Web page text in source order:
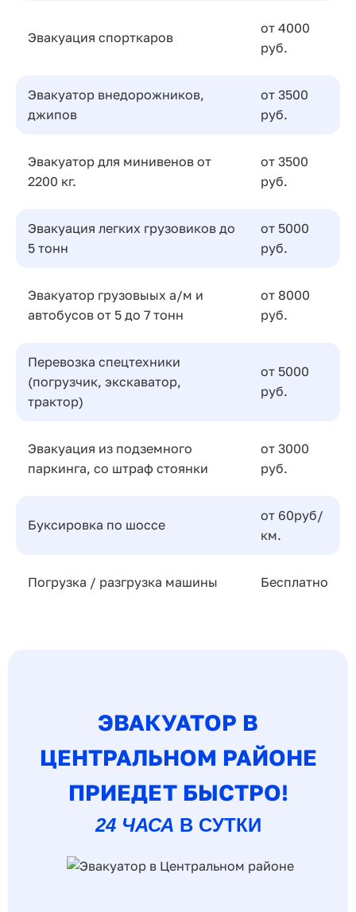
Эвакуация спорткаров
от 4000
руб.
Эвакуатор внедорожников,
джипов
от 3500
руб.
Эвакуатор для минивенов от
2200 кг.
от 3500
руб.
Эвакуация легких грузовиков до
5 тонн
от 5000
руб.
Эвакуатор грузовыых а/м и
автобусов от 5 до 7 тонн
от 8000
руб.
Перевозка спецтехники
(погрузчик, экскаватор,
трактор)
от 5000
руб.
Эвакуация из подземного
паркинга, со штраф стоянки
от 3000
руб.
Буксировка по шоссе
от 60руб/
км.
Погрузка / разгрузка машины Бесплатно
ЭВАКУАТОР В
ЦЕНТРАЛЬНОМ РАЙОНЕ
ПРИЕДЕТ БЫСТРО!
24 ЧАСА В СУТКИ